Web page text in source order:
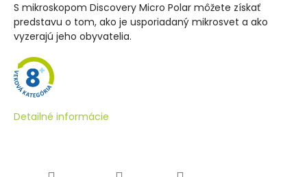
S mikroskopom Discovery Micro Polar môžete získať
predstavu o tom, ako je usporiadaný mikrosvet a ako
vyzerajú jeho obyvatelia.
Detailné informácie